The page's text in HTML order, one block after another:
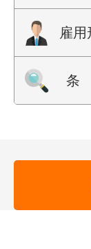
雇用
条